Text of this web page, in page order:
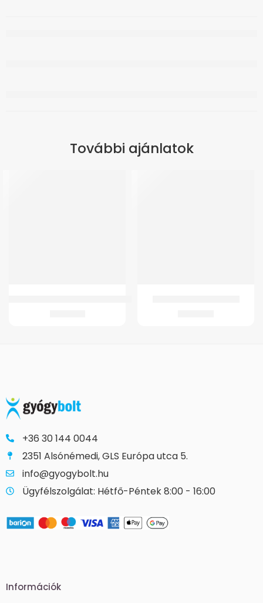
További ajánlatok
+36 30 144 0044
2351 Alsónémedi, GLS Európa utca 5.
info@gyogybolt.hu
Ügyfélszolgálat: Hétfő-Péntek 8:00 - 16:00
Információk